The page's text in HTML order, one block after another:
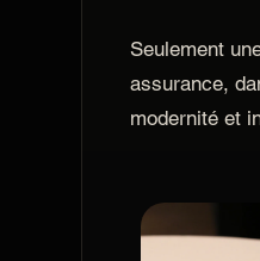
Seulement
assurance,
modernité et